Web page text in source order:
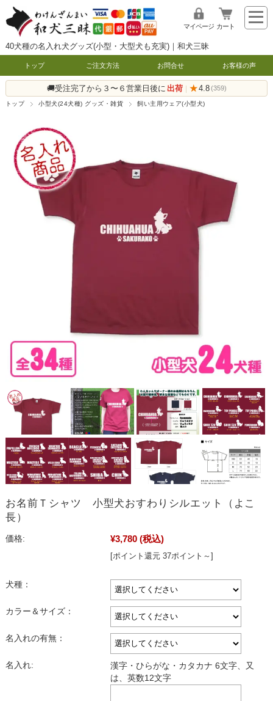
40犬種の名入れ犬グッズ(小型・大型犬も充実)｜和犬三昧
マイページ カート
トップ ご注文方法 お問合せ お客様の声
🚚受注完了から３〜６営業日後に 出荷 | ★4.8 (359)
トップ 小型犬(24犬種) グッズ・雑貨 飼い主用ウェア(小型犬)
お名前Ｔシャツ 小型犬おすわりシルエット（よこ
長）
価格: ¥3,780 (税込)
[ポイント還元 37ポイント～]
犬種：
カラー＆サイズ：
名入れの有無：
名入れ:
漢字・ひらがな・カタカナ 6文字、又
は、英数12文字